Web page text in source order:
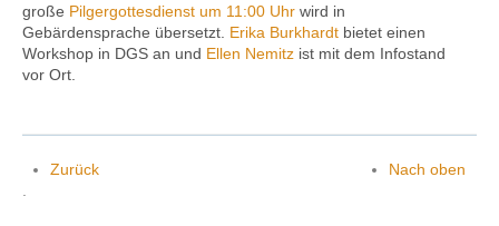
große Pilgergottesdienst um 11:00 Uhr wird in
Gebärdensprache übersetzt. Erika Burkhardt bietet einen
Work­shop in DGS an und Ellen Nemitz ist mit dem Infostand
vor Ort.
Zurück
Nach oben